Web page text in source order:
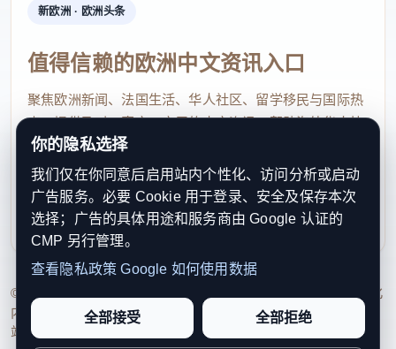
上，走好创新发展道路，持续提升核心竞争力，为全
要拿出更多务实举措，为企业发展提供坚实支撑。
浙江圣德隆服饰有限公司集研发设计、定制打
样、生产制造、品牌运营、外贸交易、全渠道营销
（新零售）和时尚解决方案于一体，拥有
“SANTELON”、“JBJ”等国际知名服装品牌。刘云峰详
细了解企业运营状况、发展规划及面临的困难。针对
接，聚焦企业需求加强精准施策和跟踪问效，并希望
企业坚定扎根发展的信心，政府将千方百计为企业发
新欧洲 · 欧洲头条
值得信赖的欧洲中文资讯入口
聚焦欧洲新闻、法国生活、华人社区、留学移民与国际热
点，提供及时、真实、实用的中文资讯，帮助海外华人快
速了解欧洲动态。
contact@xinouzhou.com
服务支持、版权与合作：工作日优先处理站务、投稿与权
利通知
© 2026 新欧洲·欧洲头条. All Rights Reserved. 本网站持续优化
内容透明度、联系方式与用户权利说明，以提升品牌信任感和
站点完整度。
你的隐私选择
我们仅在你同意后启用站内个性化、访问分析或启动
广告服务。必要 Cookie 用于登录、安全及保存本次
选择；广告的具体用途和服务商由 Google 认证的
CMP 另行管理。
查看隐私政策 Google 如何使用数据
全部接受 全部拒绝